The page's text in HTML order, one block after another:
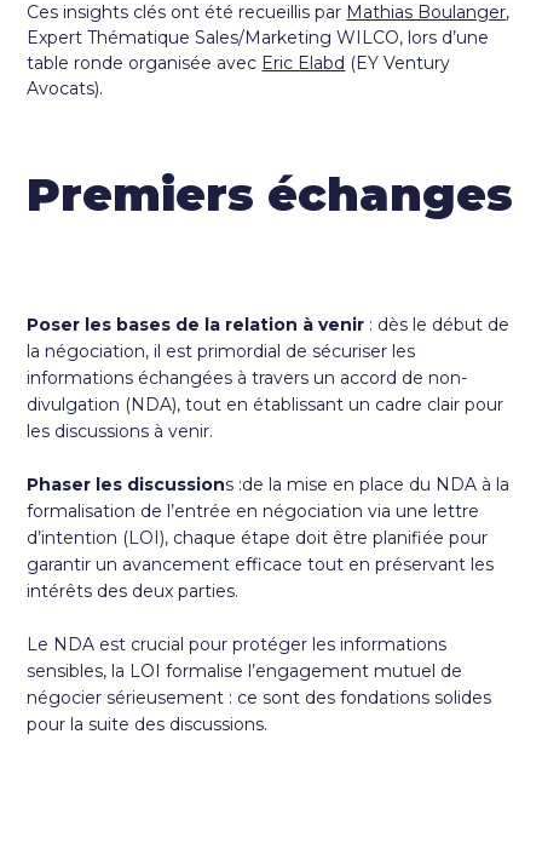
Ces insights clés ont été recueillis par Mathias Boulanger,
Expert Thématique Sales/MarketingWILCO, lors d’une
table ronde organisée avec Eric Elabd (EY Ventury
Avocats).
Premiers échanges
Poser les bases de la relation à venir : dès le début de
la négociation, il est primordial de sécuriser les
informations échangées à travers un accord de non-
divulgation (NDA), tout en établissant un cadre clair pour
les discussions à venir.
Phaser les discussions :de la mise en place du NDA à la
formalisation de l’entrée en négociationvia une lettre
d’intention (LOI), chaque étape doit être planifiée pour
garantir un avancement efficace tout en préservant les
intérêts des deux parties.
Le NDA est crucial pour protéger les informations
sensibles, la LOI formalise l’engagement mutuel de
négocier sérieusement : ce sont des fondations solides
pour la suite des discussions.